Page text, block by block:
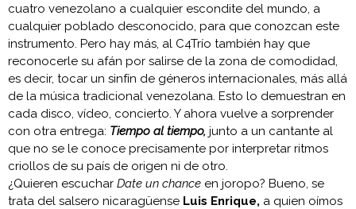
cuatro venezolano a cualquier escondite del mundo, a
cualquier poblado desconocido, para que conozcan este
instrumento. Pero hay más, al C4Trío también hay que
reconocerle su afán por salirse de la zona de comodidad,
es decir, tocar un sinfín de géneros internacionales, más allá
de la música tradicional venezolana. Esto lo demuestran en
cada disco, vídeo, concierto. Y ahora vuelve a sorprender
con otra entrega: Tiempo al tiempo, junto a un cantante al
que no se le conoce precisamente por interpretar ritmos
criollos de su país de origen ni de otro.
¿Quieren escuchar Date un chance en joropo? Bueno, se
trata del salsero nicaragüense Luis Enrique, a quien oímos